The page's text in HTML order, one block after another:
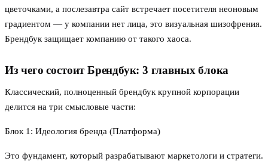
цветочками, а послезавтра сайт встречает посетителя неоновым
градиентом — у компании нет лица, это визуальная шизофрения.
Брендбук защищает компанию от такого хаоса.
Из чего состоит Брендбук: 3 главных блока
Классический, полноценный брендбук крупной корпорации
делится на три смысловые части:
Блок 1: Идеология бренда (Платформа)
Это фундамент, который разрабатывают маркетологи и стратеги.